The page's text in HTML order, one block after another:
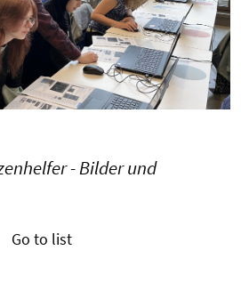
- Bilder und
Go to list